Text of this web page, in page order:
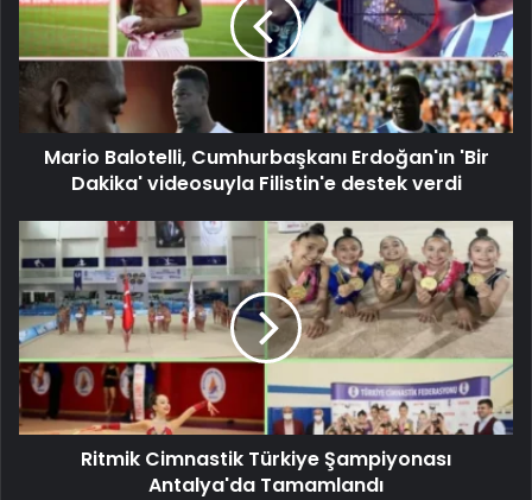
Mario Balotelli, Cumhurbaşkanı Erdoğan'ın 'Bir
Dakika' videosuyla Filistin'e destek verdi
Ritmik Cimnastik Türkiye Şampiyonası
Antalya'da Tamamlandı